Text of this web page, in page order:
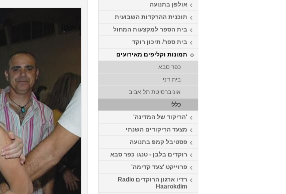
אולפן בתנועה
תוכנית ההרקדות השבועית
בית הספר למקצעות המחול
בית ספר/ תיכון רוקד
תמונות וקליפים מאירועים
כפר סבא
בית דני
אוניברסיטת תל אביב
כללי
'הריקוד של המדינה'
מצעד הריקודים השנתי
פסטיבל קמפ בתנועה
רוקדים בלבן - טנגו כפר סבא
פרוייקט 'צעד קדימה'
רדיו ארגון הרוקדים Radio
Haarokdim